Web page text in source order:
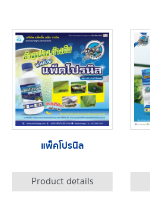
แพ็คโปรนิล
Product details